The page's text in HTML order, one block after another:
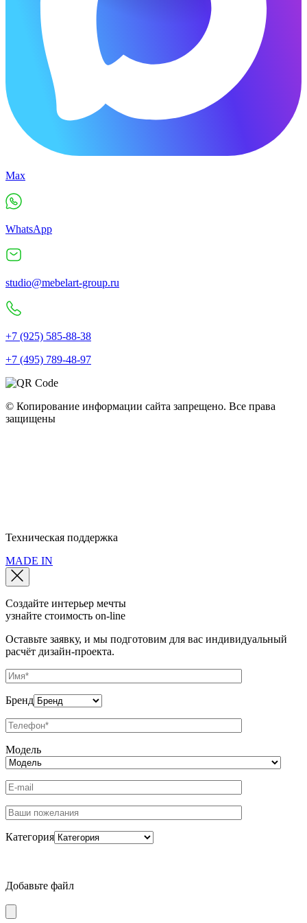
Max
WhatsApp
studio@mebelart-group.ru
+7 (925) 585-88-38
+7 (495) 789-48-97
© Копирование информации сайта запрещено. Все права
защищены
Техническая поддержка
MADE IN
Создайте интерьер мечты
узнайте стоимость on-line
Оставьте заявку, и мы подготовим для вас индивидуальный
расчёт дизайн-проекта.
Бренд
Модель
Категория
Добавьте файл